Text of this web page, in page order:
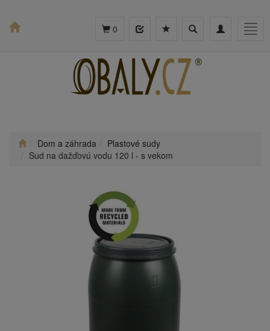
Toggle
Toggle
0
Dom a záhrada
Plastové sudy
Sud na dažďovú vodu 120 l - s vekom